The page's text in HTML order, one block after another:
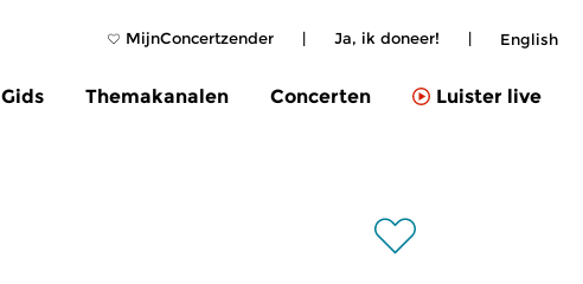
MijnConcertzender | Ja, ik doneer! | English
Gids Themakanalen Concerten Luister live